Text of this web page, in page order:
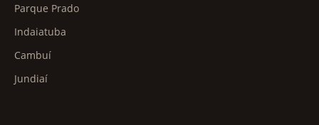
Parque Prado
Indaiatuba
Cambuí
Jundiaí